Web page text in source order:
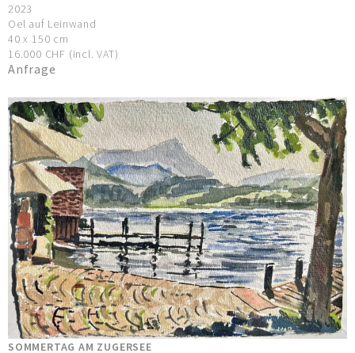
2023
Oel auf Leinwand
40 x 150 cm
16.000 CHF (incl. VAT)
Anfrage
SOMMERTAG AM ZUGERSEE